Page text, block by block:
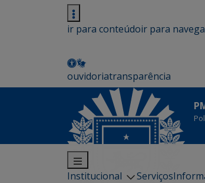
ir para conteúdoir para
ouvidoriatransparência
Institucional Serviços